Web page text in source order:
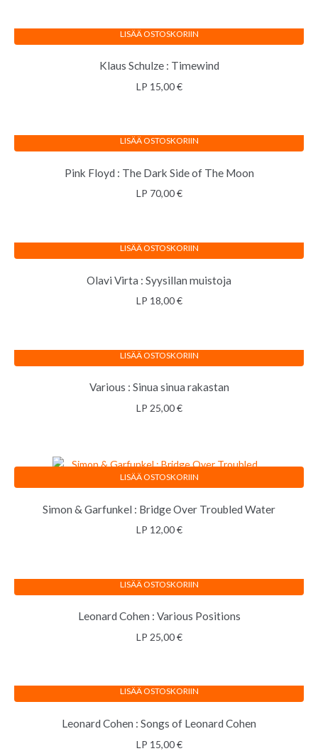
Klaus Schulze : Timewind
LP 15,00€
LISÄÄ OSTOSKORIIN
Pink Floyd : The Dark Side of The Moon
LP 70,00€
LISÄÄ OSTOSKORIIN
Olavi Virta : Syysillan muistoja
LP 18,00€
LISÄÄ OSTOSKORIIN
Various : Sinua sinua rakastan
LP 25,00€
LISÄÄ OSTOSKORIIN
Simon & Garfunkel : Bridge Over Troubled Water
LP 12,00€
LISÄÄ OSTOSKORIIN
Leonard Cohen : Various Positions
LP 25,00€
LISÄÄ OSTOSKORIIN
Leonard Cohen : Songs of Leonard Cohen
LP 15,00€
LISÄÄ OSTOSKORIIN